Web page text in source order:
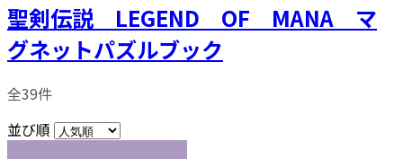
聖剣伝説 LEGEND OF MANA マ
グネットパズルブック
全39件
並び順